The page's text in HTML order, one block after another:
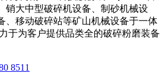
销大中型破碎机设备、制砂机械设
、移动破碎站等矿山机械设备于一体
于为客户提供品类全的破碎粉磨装备
8511